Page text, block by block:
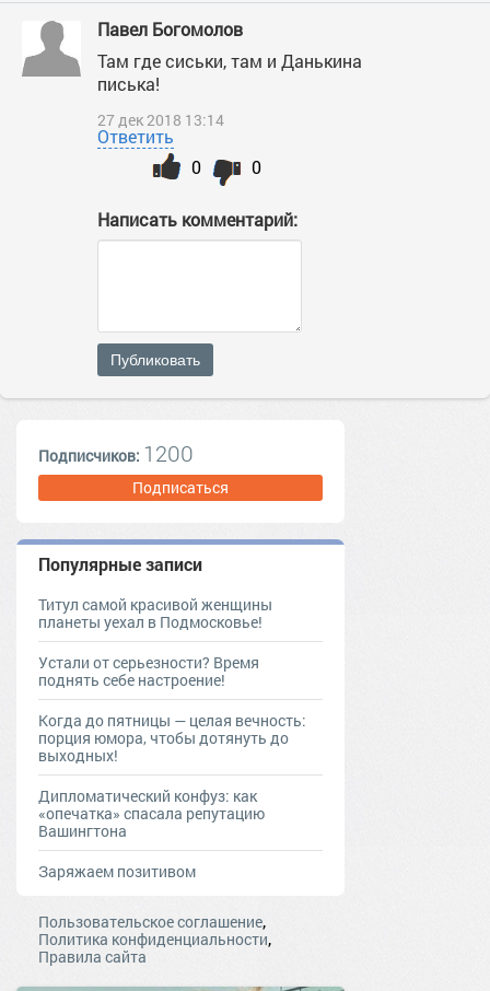
Павел Богомолов
Там где сиськи, там и Данькина
писька!
27 дек 2018 13:14
Ответить
0
0
Написать комментарий:
Публиковать
Подписчиков: 1200
Подписаться
Популярные записи
Титул самой красивой женщины
планеты уехал в Подмосковье!
Устали от серьезности? Время
поднять себе настроение!
Когда до пятницы — целая вечность:
порция юмора, чтобы дотянуть до
выходных!
Дипломатический конфуз: как
«опечатка» спасала репутацию
Вашингтона
Заряжаем позитивом
Пользовательское соглашение,
Политика конфиденциальности,
Правила сайта